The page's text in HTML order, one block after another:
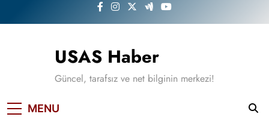
to
USAS Haber
Güncel, tarafsız ve net bilginin merkezi!
MENU